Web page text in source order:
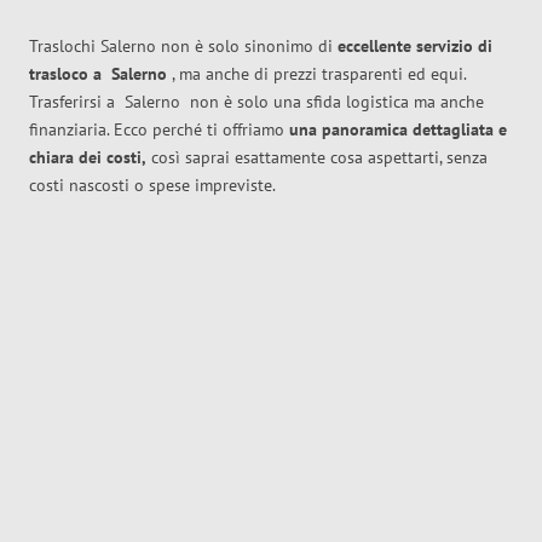
Traslochi Salerno non è solo sinonimo di eccellente servizio di
trasloco a Salerno , ma anche di prezzi trasparenti ed equi.
Trasferirsi a Salerno non è solo una sfida logistica ma anche
finanziaria. Ecco perché ti offriamo una panoramica dettagliata e
chiara dei costi, così saprai esattamente cosa aspettarti, senza
costi nascosti o spese impreviste.